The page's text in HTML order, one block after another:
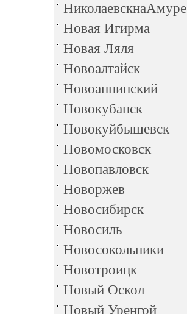
НиколаевскнаАмуре
Новая Игирма
Новая Ляля
Новоалтайск
Новоаннинский
Новокубанск
Новокуйбышевск
Новомосковск
Новопавловск
Новоржев
Новосибирск
Новосиль
Новосокольники
Новотроицк
Новый Оскол
Новый Уренгой